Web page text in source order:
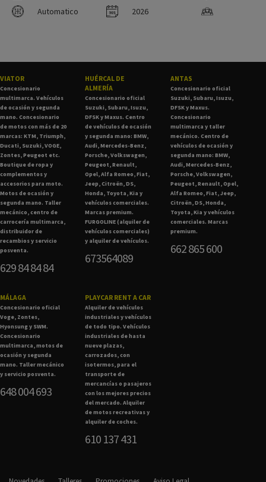
Automatico
2026
VIATOR
Concesionario
multimarca. Vehículos
de ocasión y segunda
mano. Concesionario
de motos con más de 20
marcas: KTM, Triumph,
Ducati, Suzuki, VOGE,
Zontes, Peugeot etc.
Boutique de ropa y
complementos y
accesorios para moto.
Motos de ocasión y
segunda mano. Taller
mecánico, centro de
carrocería multimarca,
distribuidor de
recambios y servicio
posventa.
629 84 84 84
HUÉRCAL DE
ALMERÍA
Concesionario oficial
Suzuki, Subaru, Isuzu,
DFSK y Maxus. Centro
de vehículos de ocasión
y segunda mano: BMW,
Audi, Mercedes-Benz,
Porsche, Volkswagen,
Peugeot, Renault,
Opel, Alfa Romeo, Fiat,
Jeep, Citroën, DS,
Honda, Toyota, Kia y
vehículos comerciales.
Marcas premium.
FURGOLINE (alquiler de
vehículos comerciales)
y alquiler de vehículos.
673564089
ANTAS
Concesionario oficial
Suzuki, Subaru, Isuzu,
DFSK y Maxus.
Concesionario
multimarca y taller
mecánico. Centro de
vehículos de ocasión y
segunda mano: BMW,
Audi, Mercedes-Benz,
Porsche, Volkswagen,
Peugeot, Renault, Opel,
Alfa Romeo, Fiat, Jeep,
Citroën, DS, Honda,
Toyota, Kia y vehículos
comerciales. Marcas
premium.
662 865 600
MÁLAGA
Concesionario oficial
Voge, Zontes,
Hyonsung y SWM.
Concesionario
multimarca, motos de
ocasión y segunda
mano. Taller mecánico
y servicio posventa.
648 004 693
PLAYCAR RENT A CAR
Alquiler de vehículos
industriales y vehículos
de todo tipo. Vehículos
industriales de hasta
nueve plazas,
carrozados, con
isotermos, para el
transporte de
mercancías o pasajeros
con los mejores precios
del mercado. Alquiler
de motos recreativas y
alquiler de coches.
610 137 431